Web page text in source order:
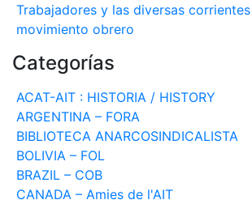
Trabajadores y las diversas
movimiento obrero
Categorías
ACAT-AIT : HISTORIA / HISTORY
ARGENTINA – FORA
BIBLIOTECA ANARCOSINDICALISTA
BOLIVIA – FOL
BRAZIL – COB
CANADA – Amies de l'AIT